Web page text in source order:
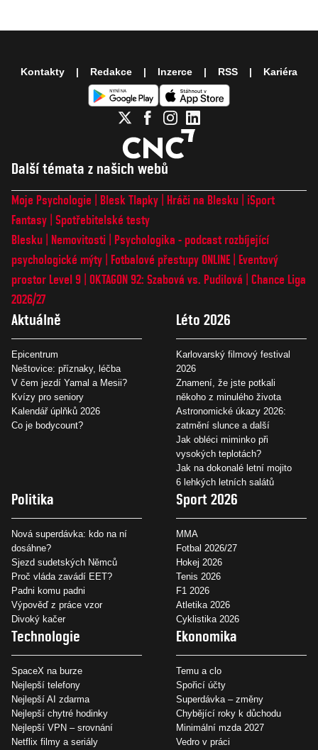
Další témata z našich webů
Moje Psychologie Blesk Tlapky Hráči na Blesku
iSport
Fantasy Spotřebitelské testy
Blesku
Nemovitosti
Psychologika - podcast rozbíjející
psychologické mýty
Fotbalové přestupy ONLINE
Eventový
prostor Level 9 OKTAGON 92: Szabová vs. Pudilová
Chance Liga
2026/27
Aktuálně
Epicentrum
Neštovice: příznaky, léčba
V čem jezdí Yamal a Mesii?
Kvízy pro seniory
Kalendář úplňků 2026
Co je bodycount?
Léto 2026
Karlovarský filmový festival
2026
Znamení, že jste potkali
někoho z minulého života
Astronomické úkazy 2026:
zatmění slunce a další
Jak obléci miminko při
vysokých teplotách?
Jak na dokonalé letní mojito
6 lehkých letních salátů
Politika
Nová superdávka: kdo na ní
dosáhne?
Sjezd sudetských Němců
Proč vláda zavádí EET?
Padni komu padni
Výpověď z práce vzor
Divoký kačer
Sport 2026
MMA
Fotbal 2026/27
Hokej 2026
Tenis 2026
F1 2026
Atletika 2026
Cyklistika 2026
Technologie
SpaceX na burze
Nejlepší telefony
Nejlepší AI zdarma
Nejlepší chytré hodinky
Nejlepší VPN – srovnání
Netflix filmy a seriály
Ekonomika
Temu a clo
Spořicí účty
Superdávka – změny
Chybějící roky k důchodu
Minimální mzda 2027
Vedro v práci
Kontakty Redakce Inzerce RSS Kariéra